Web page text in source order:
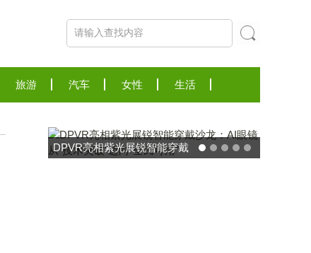
旅游 汽车 女性 生活
DPVR亮相紫光展锐智能穿戴